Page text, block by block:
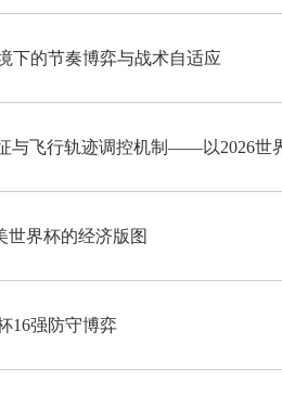
下的节奏博弈与战术自适应
世界杯的经济版图
16强防守博弈